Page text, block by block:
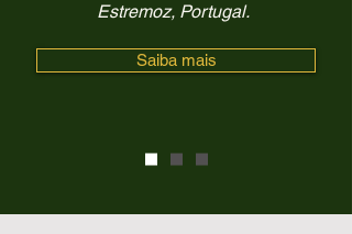
Estremoz, Portugal.
Saiba mais